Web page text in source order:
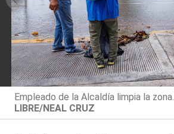
Empleado de la Alcaldía limpia la zona.
LIBRE/NEAL CRUZ